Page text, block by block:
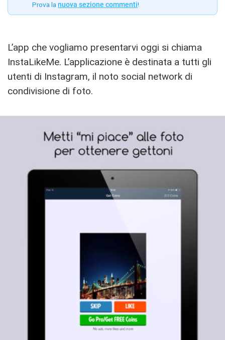
Prova la nuova sezione commenti!
L’app che vogliamo presentarvi oggi si chiama
InstaLikeMe. L’applicazione è destinata a tutti gli
utenti di Instagram, il noto social network di
condivisione di foto.